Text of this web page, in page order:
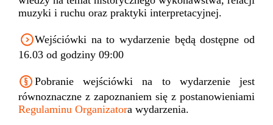
muzyki i ruchu oraz praktyki interpretacyjnej.
Wejściówki na to wydarzenie będą dostępne od
16.03 od godziny 09:00
Pobranie wejściówki na to wydarzenie jest
równoznaczne z zapoznaniem się z postanowieniami
Regulaminu Organizatora wydarzenia.